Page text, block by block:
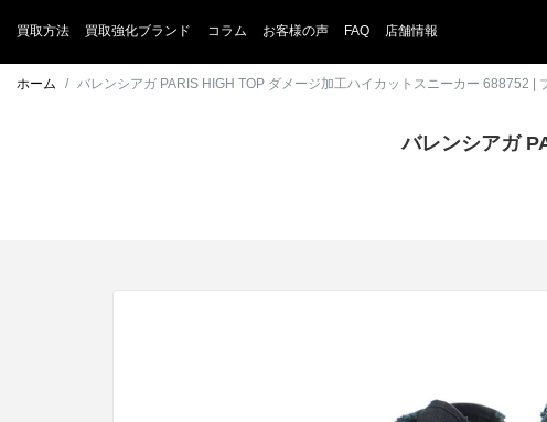
買取方法 買取強化ブランド コラム お客様の声 FAQ 店舗情報
ホーム バレンシアガ PARIS HIGH TOP ダメージ加工ハイカットスニーカー 688752 |
バレンシアガ